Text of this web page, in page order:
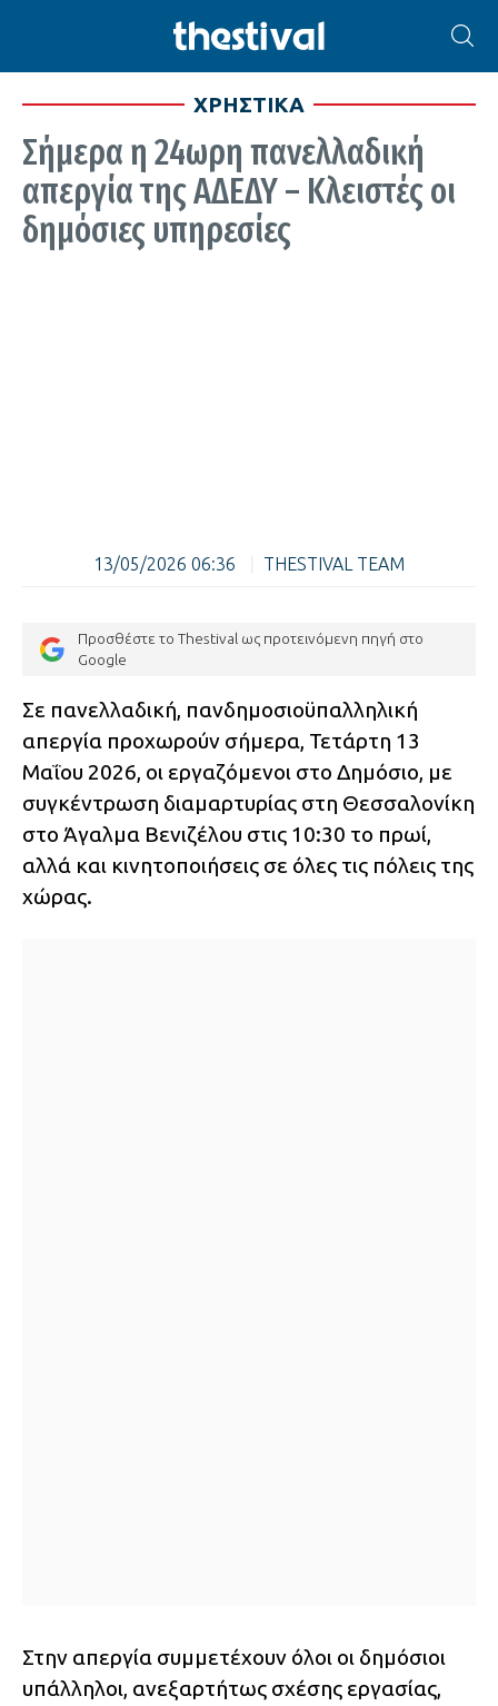
ΧΡΗΣΤΙΚΑ
Σήμερα η 24ωρη πανελλαδική
απεργία της ΑΔΕΔΥ – Κλειστές οι
δημόσιες υπηρεσίες
13/05/2026 06:36 THESTIVAL TEAM
Προσθέστε το Thestival ως προτεινόμενη πηγή στο
Google
Σε πανελλαδική, πανδημοσιοϋπαλληλική
απεργία προχωρούν σήμερα, Τετάρτη 13
Μαΐου 2026, οι εργαζόμενοι στο Δημόσιο, με
συγκέντρωση διαμαρτυρίας στη Θεσσαλονίκη
στο Άγαλμα Βενιζέλου στις 10:30 το πρωί,
αλλά και κινητοποιήσεις σε όλες τις πόλεις της
χώρας.
Στην απεργία συμμετέχουν όλοι οι δημόσιοι
υπάλληλοι, ανεξαρτήτως σχέσης εργασίας,